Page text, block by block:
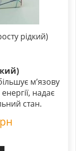
рідкий)
м’язову
надає
стан.